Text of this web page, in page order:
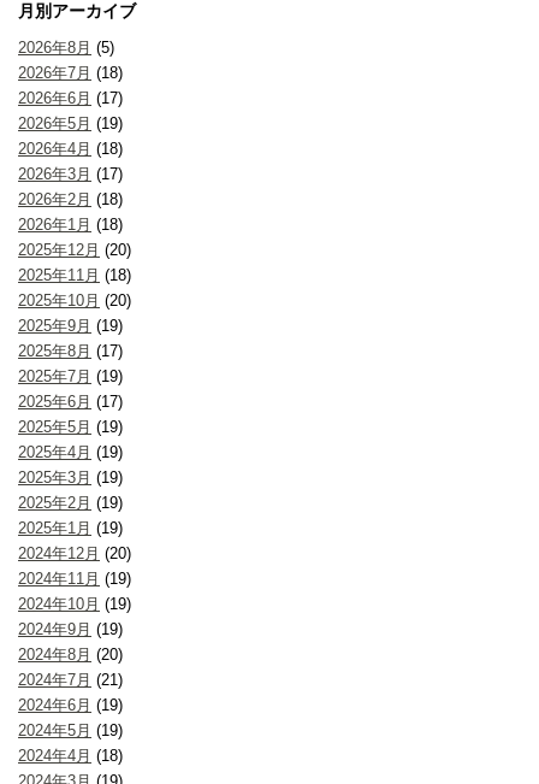
月別アーカイブ
2026年8月 (5)
2026年7月 (18)
2026年6月 (17)
2026年5月 (19)
2026年4月 (18)
2026年3月 (17)
2026年2月 (18)
2026年1月 (18)
2025年12月 (20)
2025年11月 (18)
2025年10月 (20)
2025年9月 (19)
2025年8月 (17)
2025年7月 (19)
2025年6月 (17)
2025年5月 (19)
2025年4月 (19)
2025年3月 (19)
2025年2月 (19)
2025年1月 (19)
2024年12月 (20)
2024年11月 (19)
2024年10月 (19)
2024年9月 (19)
2024年8月 (20)
2024年7月 (21)
2024年6月 (19)
2024年5月 (19)
2024年4月 (18)